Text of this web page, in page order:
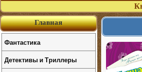
Главная
Фантастика
Детективы и Триллеры